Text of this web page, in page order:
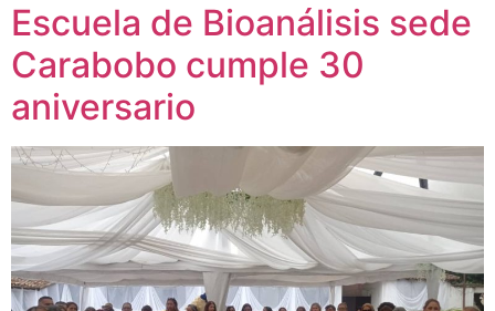
Escuela de Bioanálisis sede
Carabobo cumple 30
aniversario